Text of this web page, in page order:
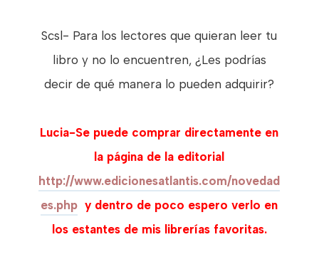
Scsl- Para los lectores que quieran leer tu
libro y no lo encuentren, ¿Les podrías
decir de qué manera lo pueden adquirir?
Lucia-Se puede comprar directamente en
la página de la editorial
http://www.edicionesatlantis.com/novedad
es.php y dentro de poco espero verlo en
los estantes de mis librerías favoritas.